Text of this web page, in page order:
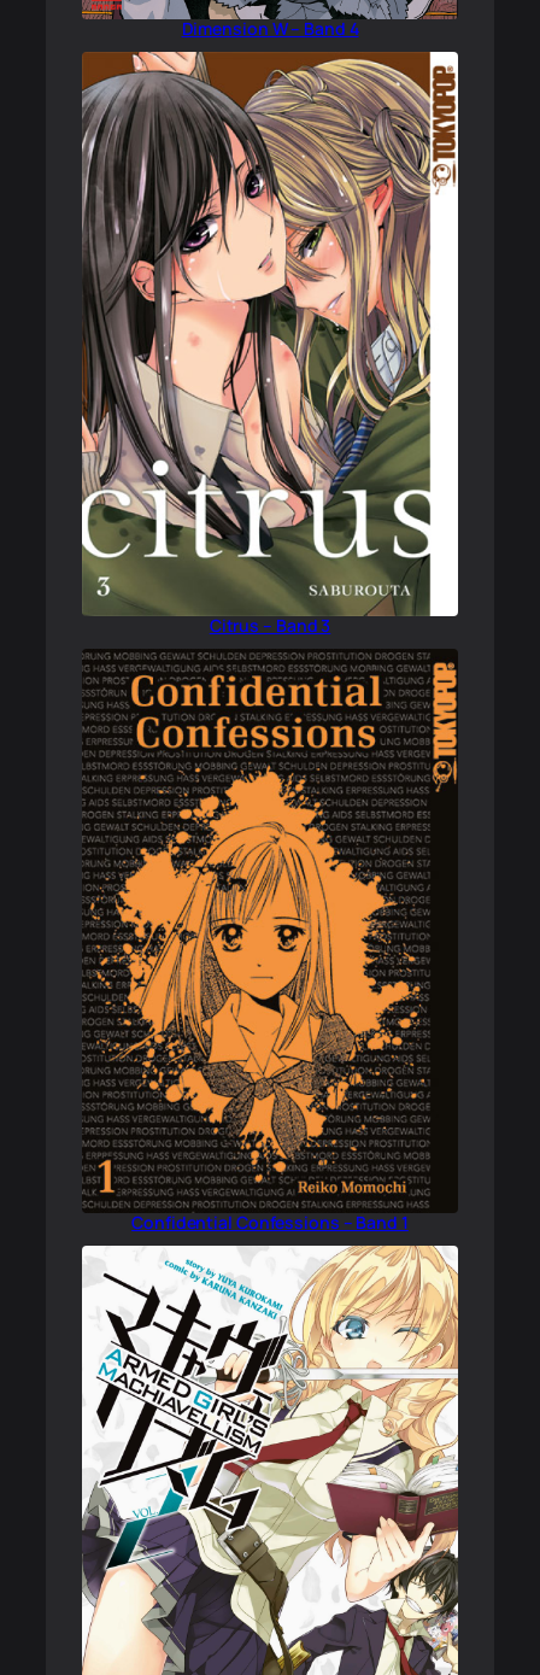
Dimension W – Band 4
Citrus – Band 3
Confidential Confessions – Band 1